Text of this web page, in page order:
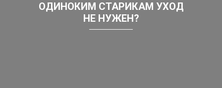
ОДИНОКИМ СТАРИКАМ УХОД
НЕ НУЖЕН?